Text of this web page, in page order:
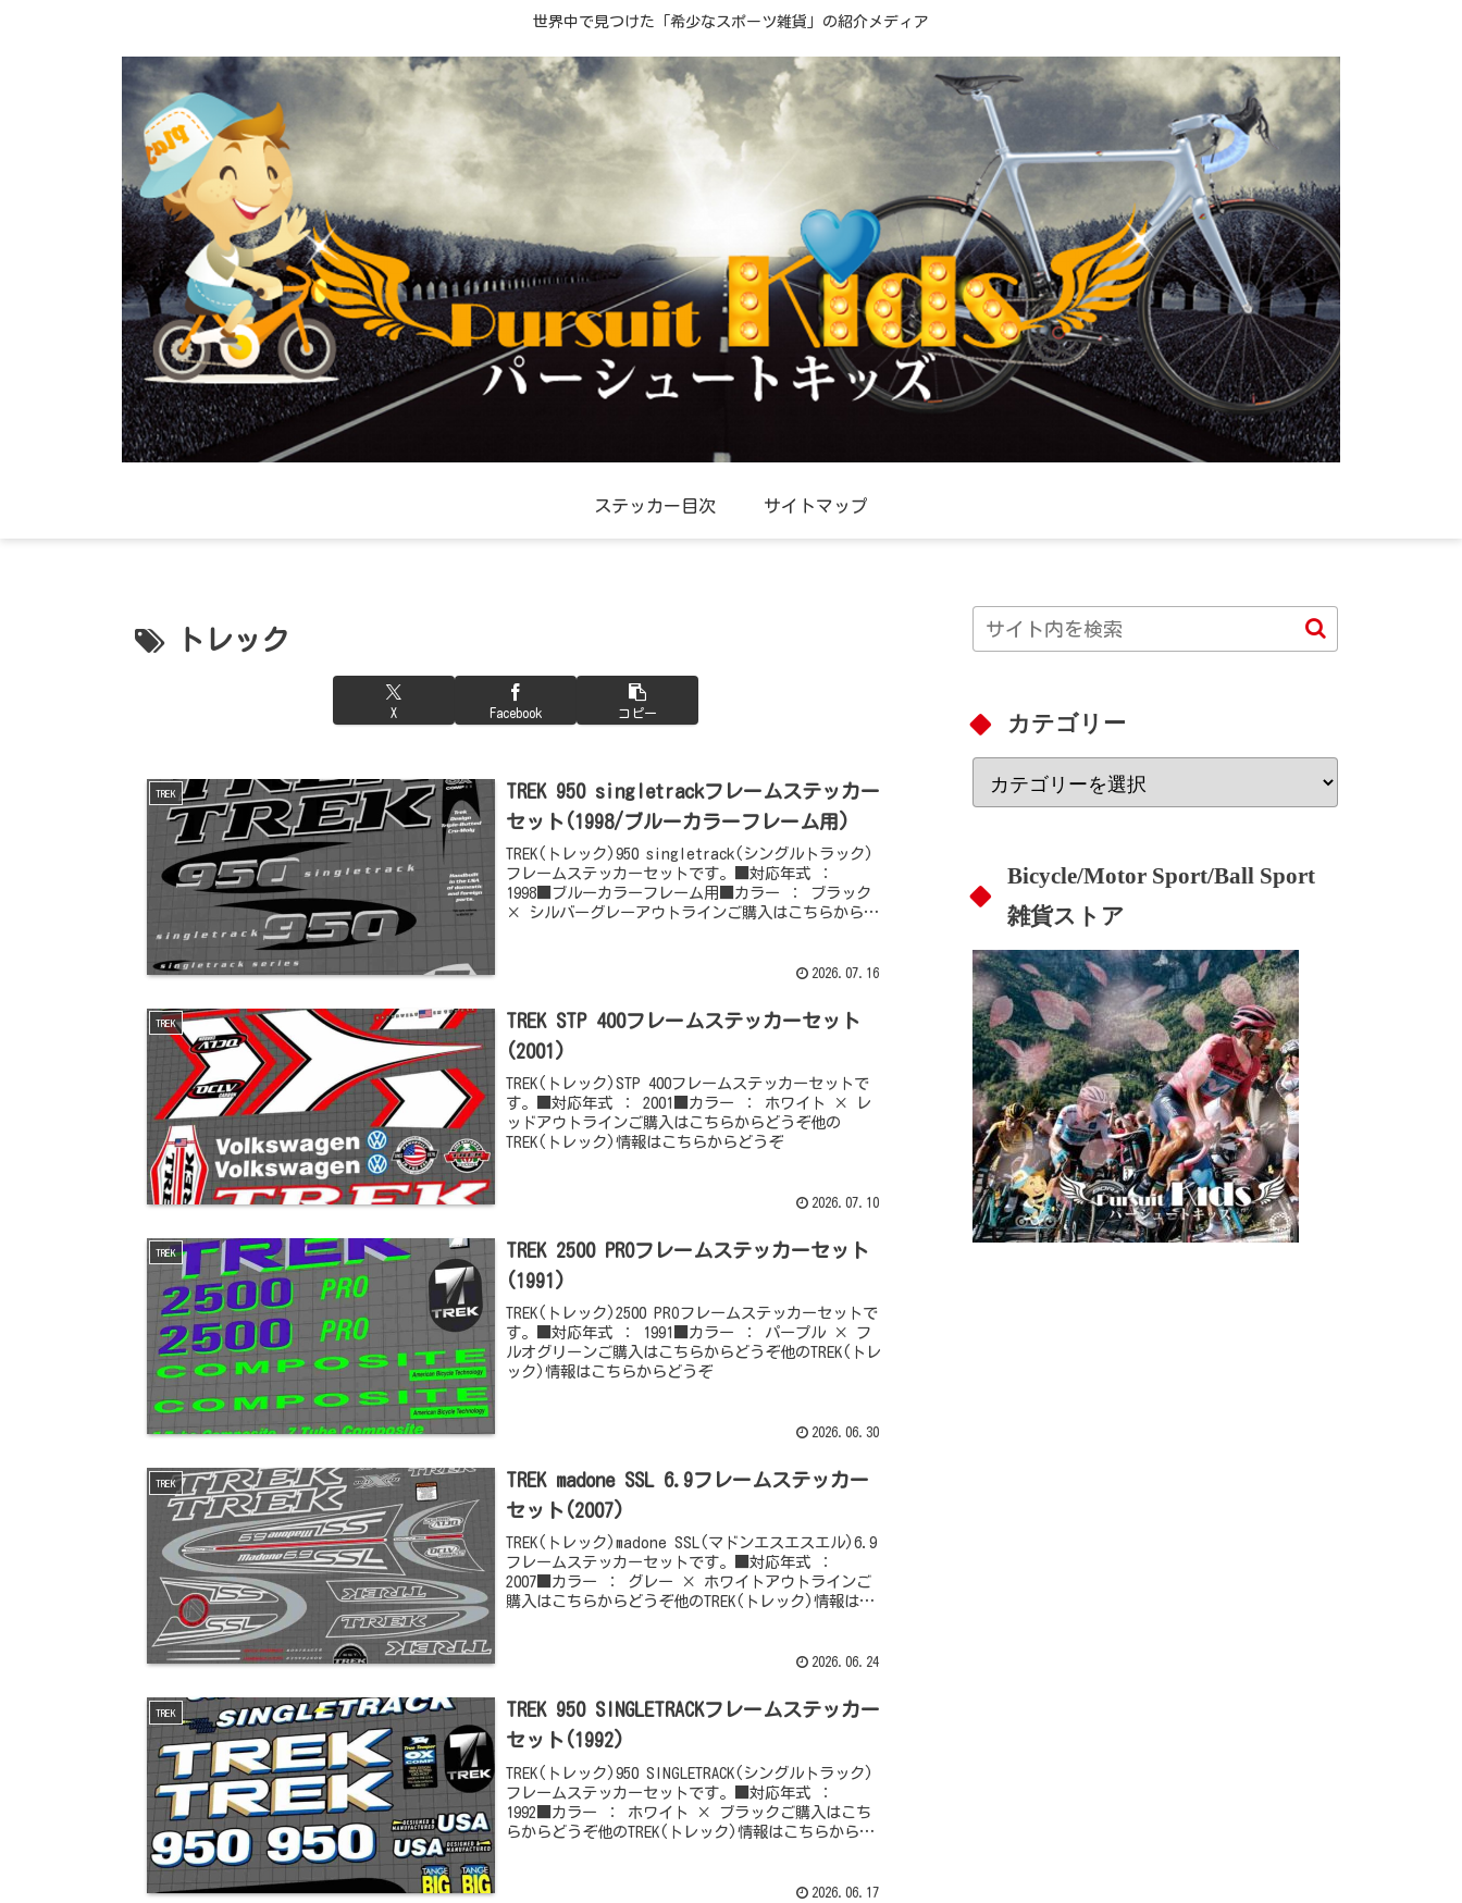
世界中で見つけた「希少なスポーツ雑貨」の紹介メディア
ステッカー目次 サイトマップ
トレック
X Facebook コピー
TREK
TREK 950 singletrackフレームステッカー
セット(1998/ブルーカラーフレーム用)
TREK(トレック)950 singletrack(シングルトラック)
フレームステッカーセットです。■対応年式 ：
1998■ブルーカラーフレーム用■カラー ： ブラック
× シルバーグレーアウトラインご購入はこちらからど
2026.07.16
TREK
TREK STP 400フレームステッカーセット
(2001)
TREK(トレック)STP 400フレームステッカーセットで
す。■対応年式 ： 2001■カラー ： ホワイト × レ
ッドアウトラインご購入はこちらからどうぞ他の
TREK(トレック)情報はこちらからどうぞ
2026.07.10
TREK
TREK 2500 PROフレームステッカーセット
(1991)
TREK(トレック)2500 PROフレームステッカーセットで
す。■対応年式 ： 1991■カラー ： パープル × フ
ルオグリーンご購入はこちらからどうぞ他のTREK(トレ
ック)情報はこちらからどうぞ
2026.06.30
TREK
TREK madone SSL 6.9フレームステッカー
セット(2007)
TREK(トレック)madone SSL(マドンエスエスエル)6.9
フレームステッカーセットです。■対応年式 ：
2007■カラー ： グレー × ホワイトアウトラインご
購入はこちらからどうぞ他のTREK(トレック)情報はこ
2026.06.24
TREK
TREK 950 SINGLETRACKフレームステッカー
セット(1992)
TREK(トレック)950 SINGLETRACK(シングルトラック)
フレームステッカーセットです。■対応年式 ：
1992■カラー ： ホワイト × ブラックご購入はこち
らからどうぞ他のTREK(トレック)情報はこちらからど
2026.06.17
カテゴリー
Bicycle/Motor Sport/Ball Sport
雑貨ストア